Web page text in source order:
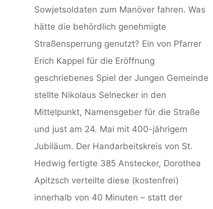
Sowjetsoldaten zum Manöver fahren. Was
hätte die behördlich genehmigte
Straßensperrung genutzt? Ein von Pfarrer
Erich Kappel für die Eröffnung
geschriebenes Spiel der Jungen Gemeinde
stellte Nikolaus Selnecker in den
Mittelpunkt, Namensgeber für die Straße
und just am 24. Mai mit 400-jährigem
Jubiläum. Der Handarbeitskreis von St.
Hedwig fertigte 385 Anstecker, Dorothea
Apitzsch verteilte diese (kostenfrei)
innerhalb von 40 Minuten – statt der